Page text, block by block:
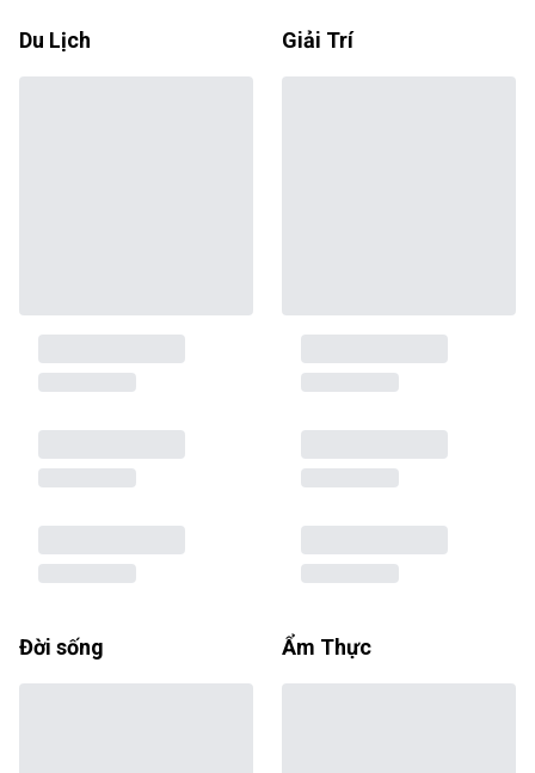
Du Lịch Giải Trí
Đời sống Ẩm Thực